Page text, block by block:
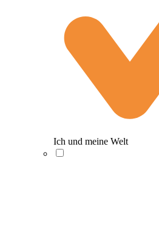
Ich und meine Welt